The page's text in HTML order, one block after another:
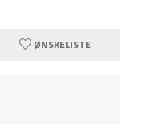
ØNSKELISTE